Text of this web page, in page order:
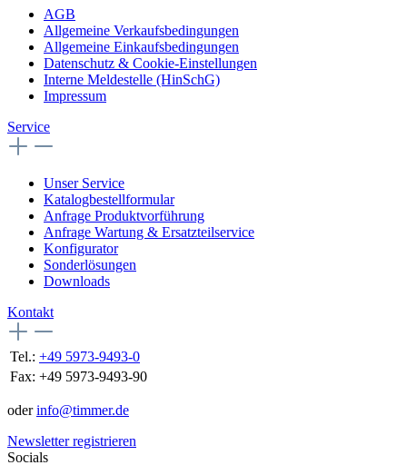
AGB
Allgemeine Verkaufsbedingungen
Allgemeine Einkaufsbedingungen
Datenschutz & Cookie-Einstellungen
Interne Meldestelle (HinSchG)
Impressum
Service
Unser Service
Katalogbestellformular
Anfrage Produktvorführung
Anfrage Wartung & Ersatzteilservice
Konfigurator
Sonderlösungen
Downloads
Kontakt
Tel.: +49 5973-9493-0
Fax: +49 5973-9493-90
oderinfo@timmer.de
Newsletter registrieren
Socials